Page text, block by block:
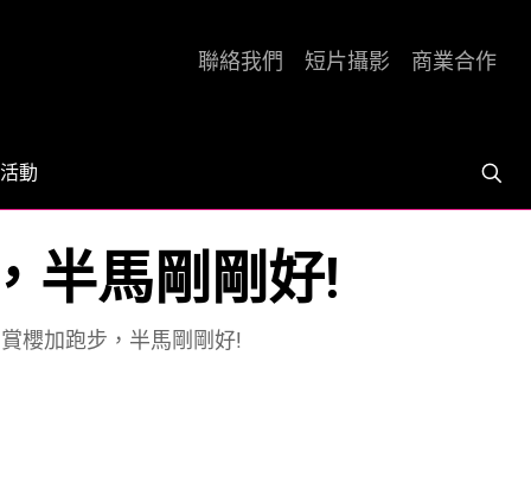
活動
聯絡我們 短片攝影 商業合作
半馬剛剛好!
櫻加跑步，半馬剛剛好!